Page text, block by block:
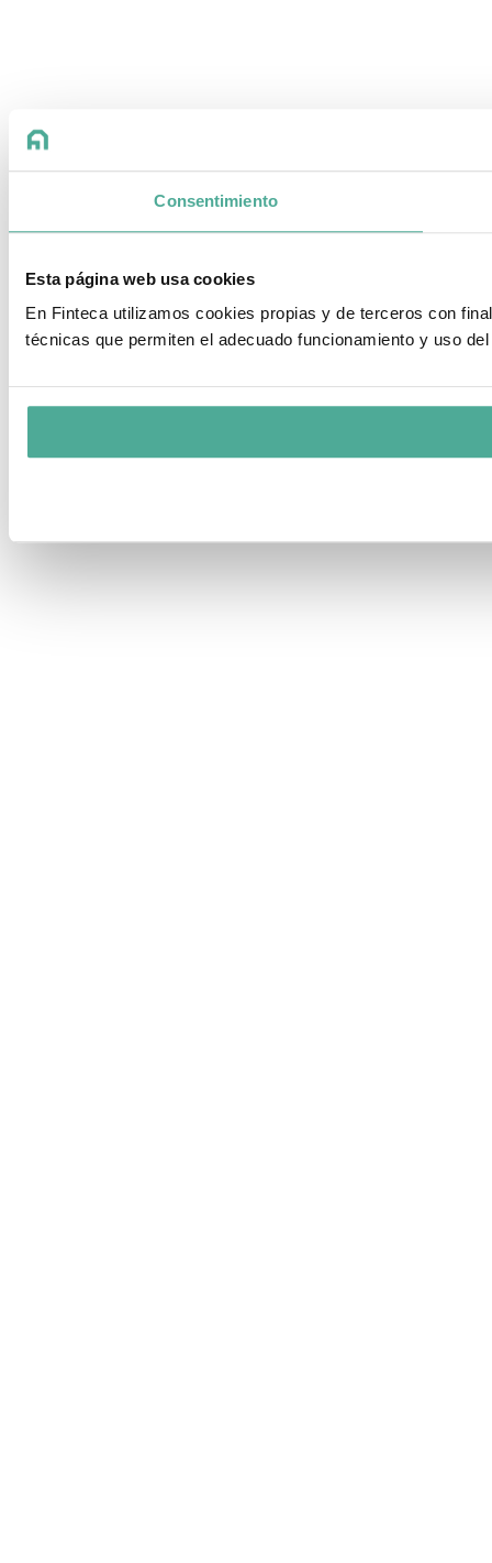
Consentimiento
Esta página web usa cookies
En Finteca utilizamos cookies propias y de terceros con
técnicas que permiten el adecuado funcionamiento y uso